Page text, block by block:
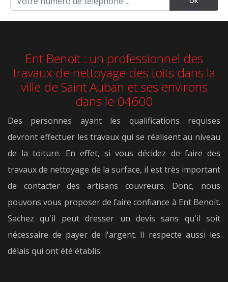
Ent Benoit : un professionnel des
travaux de nettoyage des toits dans la
ville de Saint Auban et ses environs
dans le 04600
Des personnes ayant les qualifications requises
devront effectuer les travaux qui se réalisent au niveau
de la toiture. En effet, si vous décidez de faire des
travaux de nettoyage de la surface, il est très important
de contacter des artisans couvreurs. Donc, nous
pouvons vous proposer de faire confiance à Ent Benoit.
Sachez qu'il peut dresser un devis sans qu'il soit
nécessaire de payer de l'argent. Il respecte aussi les
délais qui ont été établis.